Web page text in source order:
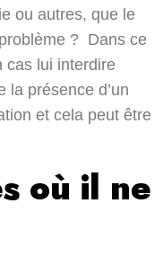
ou autres, que le
? Dans ce
cas lui interdire
la présence d’un
et cela peut être
où il ne